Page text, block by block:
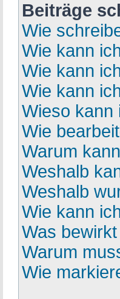
Beiträge
Wie
Wie kann
Wie kann
Wie kann
Wieso kann
Wie
Warum
Weshalb
Weshalb
Wie kann
Was
Warum
Wie